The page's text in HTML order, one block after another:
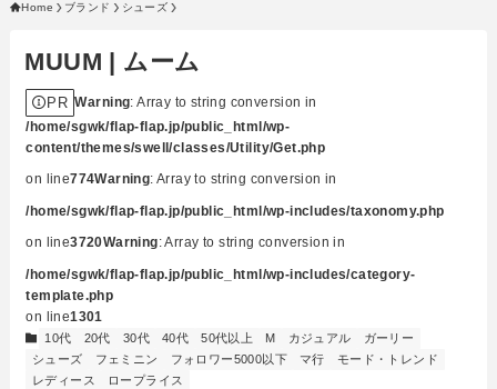
Home ブランド シューズ
MUUM | ムーム
PR Warning: Array to string conversion in
/home/sgwk/flap-flap.jp/public_html/wp-
content/themes/swell/classes/Utility/Get.php
on line774Warning: Array to string conversion in
/home/sgwk/flap-flap.jp/public_html/wp-includes/taxonomy.php
on line3720Warning: Array to string conversion in
/home/sgwk/flap-flap.jp/public_html/wp-includes/category-
template.php
on line1301
10代 20代 30代 40代 50代以上 M カジュアル
ガーリー
シューズ
フェミニン フォロワー5000以下 マ行
モード・トレンド
レディース
ロープライス